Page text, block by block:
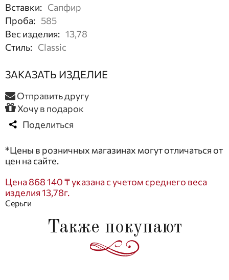
Вставки: Сапфир
Проба: 585
Вес изделия: 13,78
Стиль: Classic
ЗАКАЗАТЬ ИЗДЕЛИЕ
Отправить другу
Хочу в подарок
Поделиться
*Цены в розничных магазинах могут отличаться от
цен на сайте.
Цена 868 140 ₸ указана с учетом среднего веса
изделия 13,78г.
Серьги
Также покупают